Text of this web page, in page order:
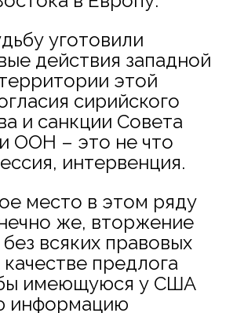
уготовили
действия западной
этой
сирийского
и санкции Совета
ООН – это не что
интервенция.
место в этом ряду
же, вторжение
всяких правовых
предлога
имеющуюся у США
информацию